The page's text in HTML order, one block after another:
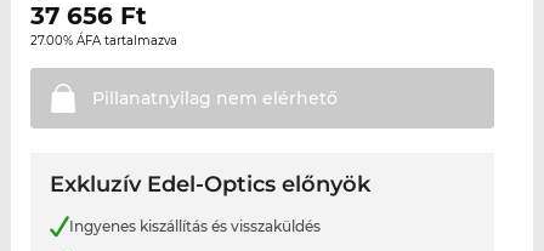
37 656Ft
27.00% ÁFA tartalmazva
Pillanatnyilag nem elérhető
Exkluzív Edel-Optics előnyök
Ingyenes kiszállítás és visszaküldés